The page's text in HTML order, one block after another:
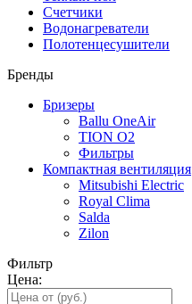
Счетчики
Водонагреватели
Полотенцесушители
Бренды
Бризеры
Ballu OneAir
TION O2
Фильтры
Компактная вентиляция
Mitsubishi Electric
Royal Clima
Salda
Zilon
Фильтр
Цена: